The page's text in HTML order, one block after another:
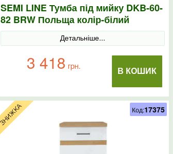
SEMI LINE Тумба під мийку DKB-60-
82 BRW Польща колір-білий
Детальніше...
В КОШИК
3 418 грн.
Код:17375